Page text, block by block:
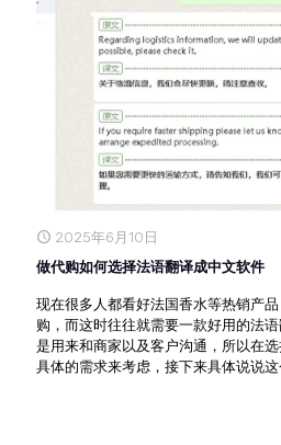
2025年6月10日
做代购如何选择法语翻译成中文软件
现在很多人都看好法国香水等热销产
购，而这时往往就需要一款好用的法
是用来和商家以及客户沟通，所以在
具体的需求来考虑，接下来具体说说